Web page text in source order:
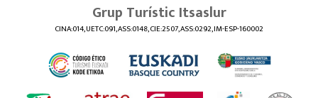
Grup Turístic Itsaslur
CINA:014, UETC:091, ASS:0148, CIE:2507, ASS:0292, IM-ESP-160002